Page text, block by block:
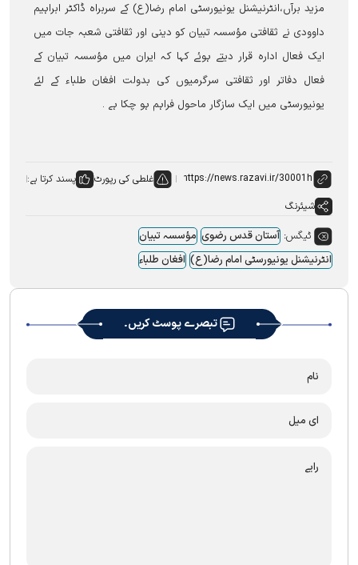
مزید برآں،انٹرنیشنل یونیورسٹی امام رضا(ع) کے سربراہ ڈاکٹر ابراہیم
داوودی نے ثقافتی مؤسسہ تبیان کو دینی اور ثقافتی شعبہ جات میں
ایک فعال ادارہ قرار دیتے ہوئے کہا کہ ایران میں مؤسسہ تبیان کے
فعال دفاتر اور ثقافتی سرگرمیوں کی بدولت افغان طلباء کے لئے
یونیورسٹی میں ایک سازگار ماحول فراہم ہو چکا ہے ۔
غلطی کی رپورٹ
پسند کرتا ہے:
شیئرنگ
ٹیگس: آستان قدس رضوی مؤسسہ تبیان
انٹرنیشنل یونیورسٹی امام رضا(ع) افغان طلباء
تبصرے پوسٹ کریں۔